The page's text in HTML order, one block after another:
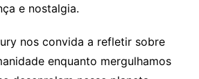
e nostalgia.
nos convida a refletir sobre
enquanto mergulhamos